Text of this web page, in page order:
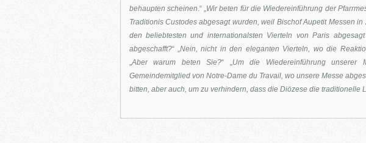
behaupten scheinen.“ „Wir beten für die Wiedereinführung der
Traditionis Custodes abgesagt wurden, weil Bischof Aupetit Messen
den beliebtesten und internationalsten Vierteln von Paris
abgeschafft?“ „Nein, nicht in den eleganten Vierteln, wo die
„Aber warum beten Sie?“ „Um die Wiedereinführung
Gemeindemitglied von Notre-Dame du Travail, wo unsere Messe
bitten, aber auch, um zu verhindern, dass die Diözese die traditionelle